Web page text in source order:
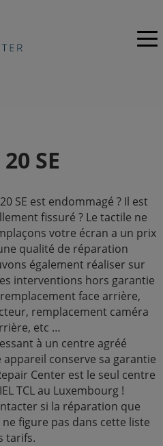
SE
SE est endommagé ? Il est
fissuré ? Le tactile ne
votre écran a un prix
qualité de réparation
également réaliser sur
interventions hors garantie
face arrière,
remplacement caméra
etc …
à un centre agréé
appareil conserve sa garantie
Center est le seul centre
TCL au Luxembourg !
si la réparation que
ne figure pas dans cette liste
tarifs.